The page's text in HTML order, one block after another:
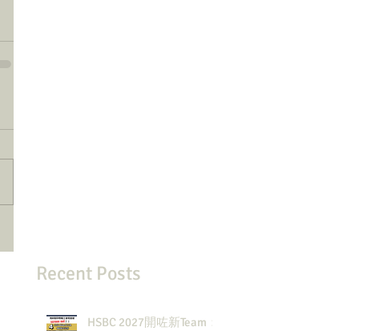
Recent Posts
HSBC 2027開咗新Team：